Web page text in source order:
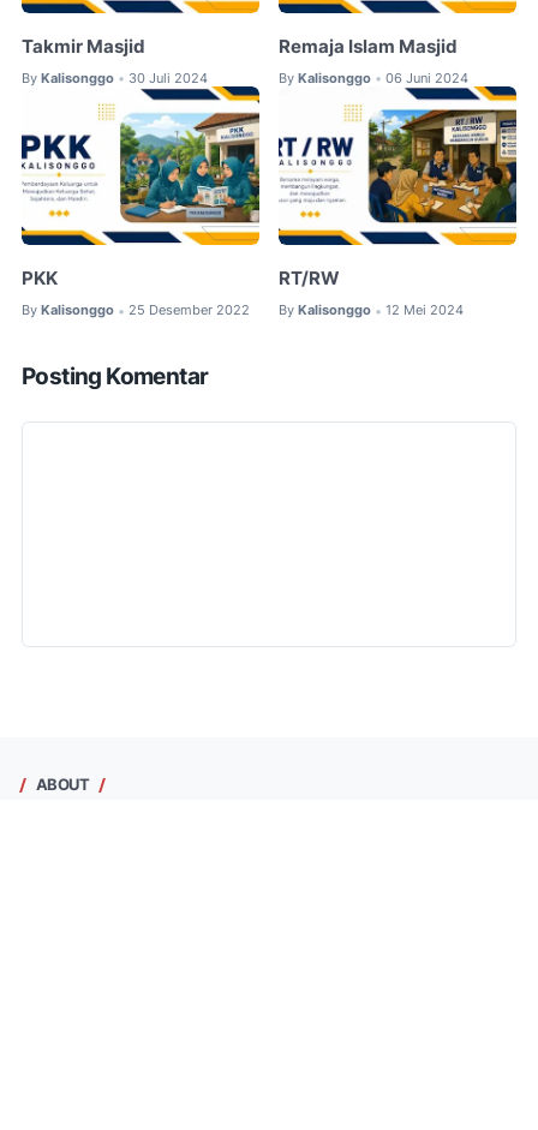
Takmir Masjid
By Kalisonggo • 30 Juli 2024
Remaja Islam Masjid
By Kalisonggo • 06 Juni 2024
PKK
By Kalisonggo • 25 Desember 2022
RT/RW
By Kalisonggo • 12 Mei 2024
Posting Komentar
ABOUT